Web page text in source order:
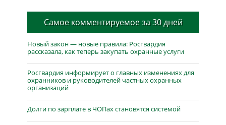
Самое комментируемое за 30 дней
Новый закон — новые правила: Росгвардия
рассказала, как теперь закупать охранные услуги
Росгвардия информирует о главных изменениях для
охранников и руководителей частных охранных
организаций
Долги по зарплате в ЧОПах становятся системой